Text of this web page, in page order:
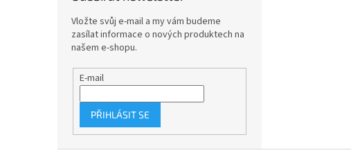
Vložte svůj e-mail a my vám budeme
zasílat informace o nových produktech na
našem e-shopu.
E-mail
PŘIHLÁSIT SE